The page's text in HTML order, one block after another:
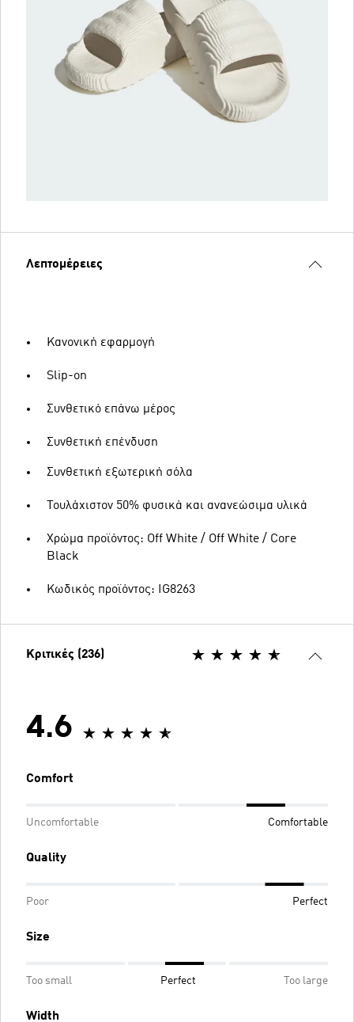
Λεπτομέρειες
Κανονική εφαρμογή
Slip-on
Συνθετικό επάνω μέρος
Συνθετική επένδυση
Συνθετική εξωτερική σόλα
Τουλάχιστον 50% φυσικά και ανανεώσιμα υλικά
Χρώμα προϊόντος: Off White / Off White / Core
Black
Κωδικός προϊόντος: IG8263
Κριτικές (236)
4.6
Comfort
Uncomfortable Comfortable
Quality
Poor Perfect
Size
Too small Perfect Too large
Width